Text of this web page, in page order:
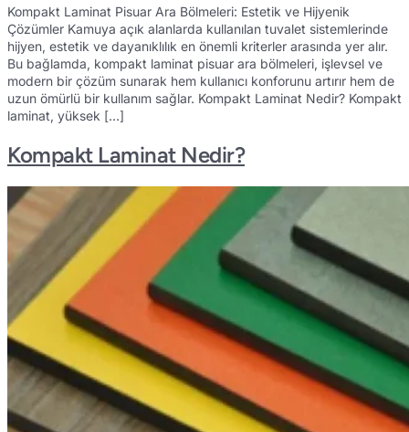
Kompakt Laminat Pisuar Ara Bölmeleri: Estetik ve Hijyenik
Çözümler Kamuya açık alanlarda kullanılan tuvalet sistemlerinde
hijyen, estetik ve dayanıklılık en önemli kriterler arasında yer alır.
Bu bağlamda, kompakt laminat pisuar ara bölmeleri, işlevsel ve
modern bir çözüm sunarak hem kullanıcı konforunu artırır hem de
uzun ömürlü bir kullanım sağlar. Kompakt Laminat Nedir? Kompakt
laminat, yüksek […]
Kompakt Laminat Nedir?